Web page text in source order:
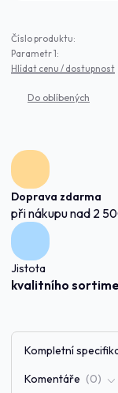
Číslo produktu:
Parametr 1:
Hlídat cenu / dostupnost
Doprava zdarma
při nákupu nad 2
Jistota
kvalitního
Kompletní
Komentáře 0